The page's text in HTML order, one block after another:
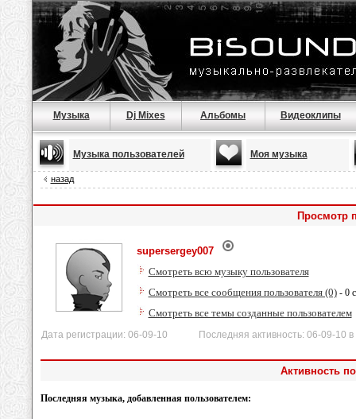
Музыка Dj Mixes Альбомы Видеоклипы
Музыка пользователей Моя музыка
назад
Просмотр
supersergey007
Смотреть всю музыку пользователя
Смотреть все сообщения пользователя (0)- 0
Смотреть все темы созданные пользователем
Дата регистрации: 06-09-10 Последняя активность: 06-09-10 в
Активность
Последняя музыка, добавленная пользователем: